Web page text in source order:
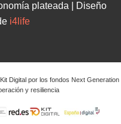
plateada | Diseño
i4life
Digital por los fondos Next Generation
y resiliencia